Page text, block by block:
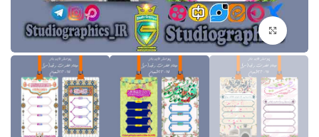
برای بزرگنمایی کلیک کنید